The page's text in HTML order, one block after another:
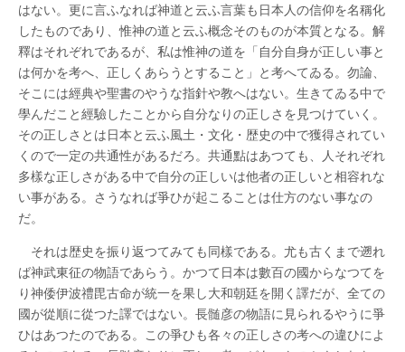
はない。更に言ふなれば神道と云ふ言葉も日本人の信仰を名稱化
したものであり、惟神の道と云ふ概念そのものが本質となる。解
釋はそれぞれであるが、私は惟神の道を「自分自身が正しい事と
は何かを考へ、正しくあらうとすること」と考へてゐる。勿論、
そこには經典や聖書のやうな指針や教へはない。生きてゐる中で
學んだこと經驗したことから自分なりの正しさを見つけていく。
その正しさとは日本と云ふ風土・文化・歴史の中で獲得されてい
くので一定の共通性があるだろ。共通點はあつても、人それぞれ
多樣な正しさがある中で自分の正しいは他者の正しいと相容れな
い事がある。さうなれば爭ひが起こることは仕方のない事なの
だ。
それは歴史を振り返つてみても同樣である。尤も古くまで遡れ
ば神武東征の物語であらう。かつて日本は數百の國からなつてを
り神倭伊波禮毘古命が統一を果し大和朝廷を開く譯だが、全ての
國が從順に從つた譯ではない。長髄彦の物語に見られるやうに爭
ひはあつたのである。この爭ひも各々の正しさの考への違ひによ